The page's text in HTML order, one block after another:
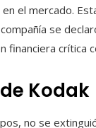
el mercado.
se
financiera crítica
Kodak
no se